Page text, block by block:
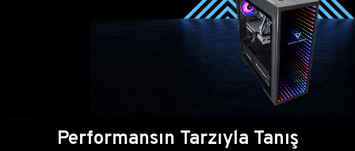
Performansın Tarzıyla Tanış